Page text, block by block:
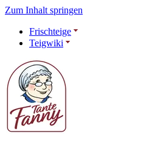
Zum Inhalt springen
Frischteige
Teigwiki